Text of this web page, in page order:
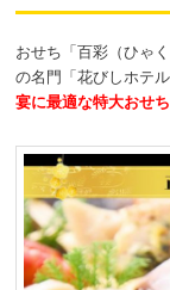
おせち「百彩（ひゃ
の名門「花びしホテ
宴に最適な特大おせち